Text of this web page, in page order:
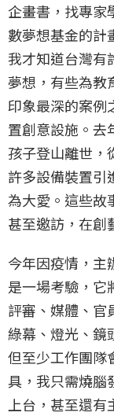
企畫書，找專家
數夢想基金的計
我才知道台灣有
夢想，有些為教
印象最深的案例
置創意設施。去
孩子登山離世，
許多設備裝置引
為大愛。這些故
甚至邀訪，在創
今年因疫情，主
是一場考驗，它
評審、媒體、官
綠幕、燈光、鏡
但至少工作團隊
具，我只需燒腦
上台，甚至還有